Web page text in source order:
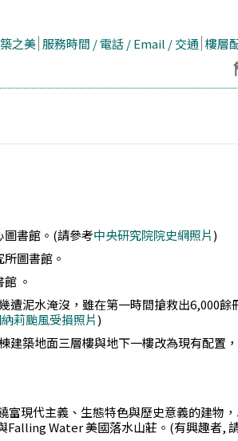
之美 服務時間 / 電話 / Email / 交通 樓層
圖書館。(請參考中央研究院院史網照片)
圖書館。
。
遭泥水淹沒，雖在第一時間搶救出6,000
莉颱風受損照片)
建築地面三層樓與地下一樓改為現有配置
富現代主義、生態特色與歷史意義的建物
Falling Water 美國落水山莊。(有興趣者,